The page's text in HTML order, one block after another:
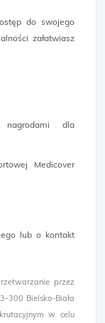
do swojego
załatwiasz
dla
Medicover
lub o kontakt
przez
300 Bielsko-Biała
w celu